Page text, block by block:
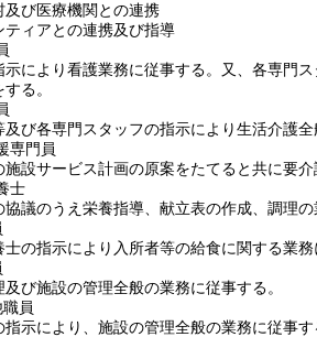
及び医療機関との連携
ティアとの連携及び指導
示により看護業務に従事する。又、各専門
る。
及び各専門スタッフの指示により生活介護
専門員
施設サービス計画の原案をたてると共に要
士
協議のうえ栄養指導、献立表の作成、調理の
士の指示により入所者等の給食に関する業務
び施設の管理全般の業務に従事する。
員
指示により、施設の管理全般の業務に従事す